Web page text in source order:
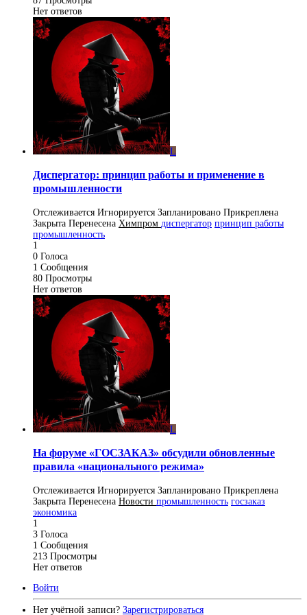
Нет ответов
L
Диспергатор: принцип работы и применение в
промышленности
Отслеживается Игнорируется Запланировано Прикреплена
Закрыта Перенесена Химпром диспергатор принцип работы
промышленность
1
0 Голоса
1 Сообщения
80 Просмотры
Нет ответов
L
На форуме «ГОСЗАКАЗ» обсудили обновленные
правила «национального режима»
Отслеживается Игнорируется Запланировано Прикреплена
Закрыта Перенесена Новости промышленность госзаказ
экономика
1
3 Голоса
1 Сообщения
213 Просмотры
Нет ответов
Войти
Нет учётной записи? Зарегистрироваться